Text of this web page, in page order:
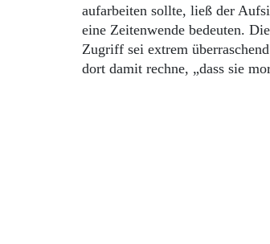
aufarbeiten sollte, ließ der
eine Zeitenwende bedeuten.
Zugriff sei extrem
dort damit rechne, „dass sie